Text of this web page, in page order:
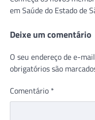
Post
em Saúde do Estado de
Deixe um comentário
O seu endereço de e-
obrigatórios são
Comentário *